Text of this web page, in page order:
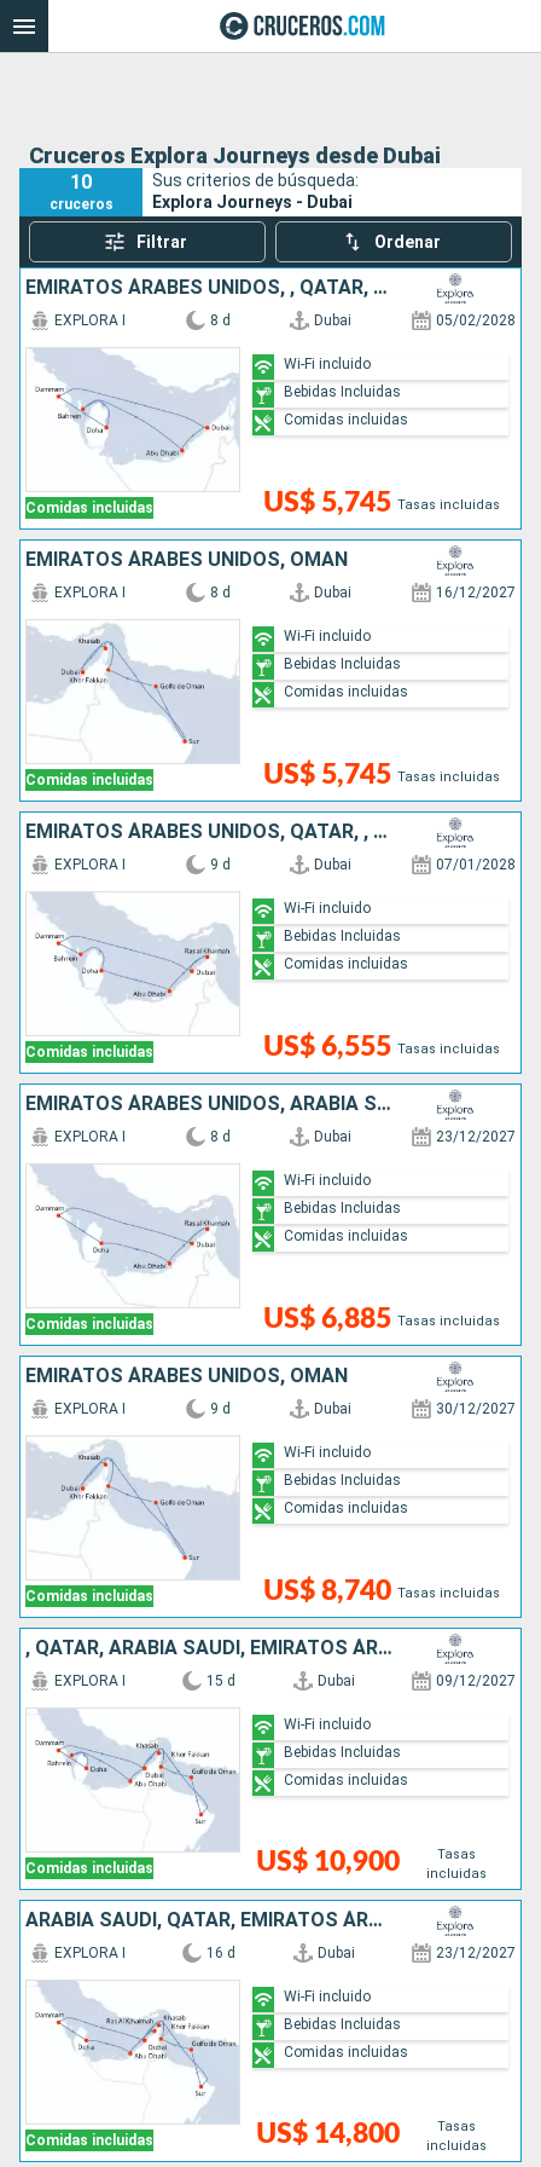
Cruceros Explora Journeys desde Dubai
10
cruceros
Sus criterios de búsqueda:
Explora Journeys - Dubai
Filtrar Ordenar
EMIRATOS ÁRABES UNIDOS, , QATAR, ARABIA SAUDÍ
Comidas incluidas
EXPLORA I 8 d Dubai 05/02/2028
US$ 5,745 Tasas incluidas
Wi-Fi incluido
Bebidas Incluidas
Comidas incluidas
EMIRATOS ÁRABES UNIDOS, OMAN
Comidas incluidas
EXPLORA I 8 d Dubai 16/12/2027
US$ 5,745 Tasas incluidas
Wi-Fi incluido
Bebidas Incluidas
Comidas incluidas
EMIRATOS ÁRABES UNIDOS, QATAR, , ARABIA SAUDÍ
Comidas incluidas
EXPLORA I 9 d Dubai 07/01/2028
US$ 6,555 Tasas incluidas
Wi-Fi incluido
Bebidas Incluidas
Comidas incluidas
EMIRATOS ÁRABES UNIDOS, ARABIA SAUDÍ, QATAR
Comidas incluidas
EXPLORA I 8 d Dubai 23/12/2027
US$ 6,885 Tasas incluidas
Wi-Fi incluido
Bebidas Incluidas
Comidas incluidas
EMIRATOS ÁRABES UNIDOS, OMAN
Comidas incluidas
EXPLORA I 9 d Dubai 30/12/2027
US$ 8,740 Tasas incluidas
Wi-Fi incluido
Bebidas Incluidas
Comidas incluidas
, QATAR, ARABIA SAUDÍ, EMIRATOS ÁRABES UNIDOS, OMAN
Comidas incluidas
EXPLORA I 15 d Dubai 09/12/2027
US$ 10,900
Tasas
incluidas
Wi-Fi incluido
Bebidas Incluidas
Comidas incluidas
ARABIA SAUDÍ, QATAR, EMIRATOS ÁRABES UNIDOS, OMAN
Comidas incluidas
EXPLORA I 16 d Dubai 23/12/2027
US$ 14,800
Tasas
incluidas
Wi-Fi incluido
Bebidas Incluidas
Comidas incluidas